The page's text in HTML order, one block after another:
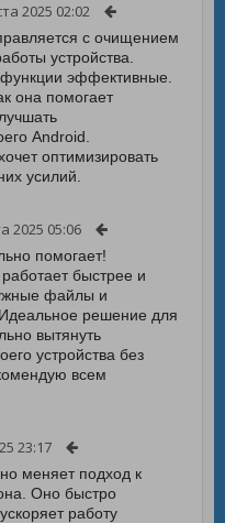
2025 02:02
с очищением
устройства.
эффективные.
она помогает
Android.
оптимизировать
усилий.
2025 05:06
помогает!
быстрее и
файлы и
решение для
вытянуть
устройства без
всем
23:17
меняет подход к
Оно быстро
работу